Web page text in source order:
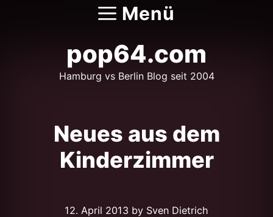
Menü
pop64.com
Hamburg vs Berlin Blog seit 2004
Neues aus dem
Kinderzimmer
12. April 2013 by Sven Dietrich